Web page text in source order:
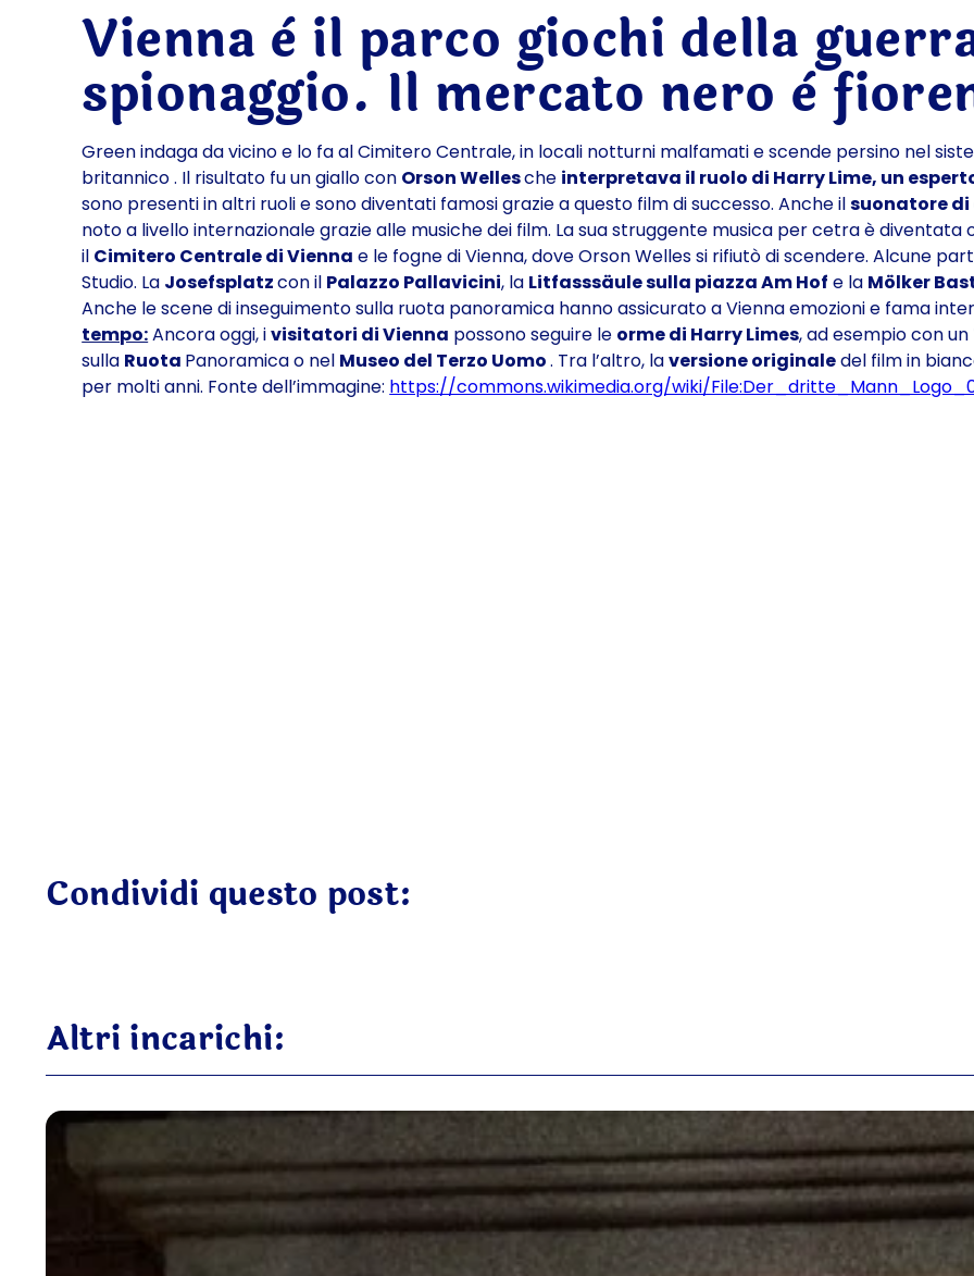
Vienna è il parco giochi della
spionaggio. Il mercato nero è
Green indaga da vicino e lo fa al Cimitero Centrale, in locali notturni malfamati e scende persino nel
britannico . Il risultato fu un giallo con Orson Wellesche interpretava il ruolo di Harry Lime, un
sono presenti in altri ruoli e sono diventati famosi grazie a questo film di successo. Anche ilsuonatore di
noto a livello internazionale grazie alle musiche dei film. La sua struggente musica per cetra è
il Cimitero Centrale di Vienna e le fogne di Vienna, dove Orson Welles si rifiutò di scendere. Alcune
Studio. La Josefsplatzcon il Palazzo Pallavicini, la Litfasssäule sulla piazza Am Hof e la Mölker
Anche le scene di inseguimento sulla ruota panoramica hanno assicurato a Vienna emozioni e fama
tempo:Ancora oggi, ivisitatori di Vienna possono seguire le orme di Harry Limes, ad esempio con un
sulla Ruota Panoramica o nel Museo del Terzo Uomo. Tra l’altro, laversione originaledel film in
per molti anni. Fonte dell’immagine: https://commons.wikimedia.org/wiki/
Condividi questo post:
Altri incarichi: